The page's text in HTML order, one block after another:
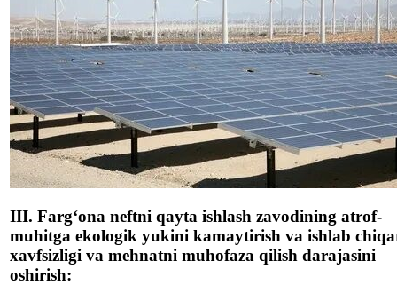
III. Farg‘ona neftni qayta ishlash zavodining atrof-
muhitga ekologik yukini kamaytirish va ishlab
xavfsizligi va mehnatni muhofaza qilish darajasini
oshirish: